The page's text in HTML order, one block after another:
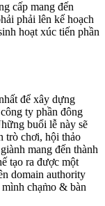
cấp mang đến
phải lên kế hoạch
hoạt xúc tiến phần
để xây dựng
ty phần đông
buổi lễ này sẽ
trò chơi, hội thảo
mang đến thành
tạo ra được một
domain authority
chạm̀o & bàn